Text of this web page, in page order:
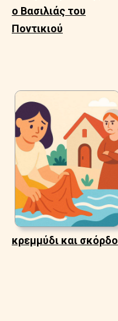
ο Βασιλιάς του
Ποντικιού
κρεμμύδι και σκόρδο